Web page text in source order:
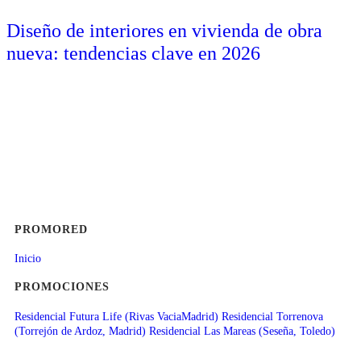
Diseño de interiores en vivienda de obra
nueva: tendencias clave en 2026
PROMORED
Inicio
PROMOCIONES
Residencial Futura Life (Rivas VaciaMadrid) Residencial Torrenova
(Torrejón de Ardoz, Madrid) Residencial Las Mareas (Seseña, Toledo)